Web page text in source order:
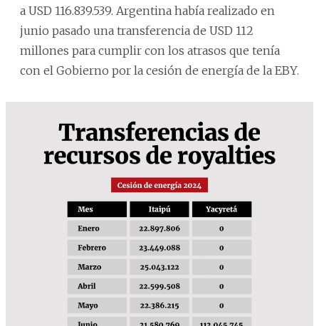
a USD 116.839.539. Argentina había realizado en
junio pasado una transferencia de USD 112
millones para cumplir con los atrasos que tenía
con el Gobierno por la cesión de energía de la EBY.